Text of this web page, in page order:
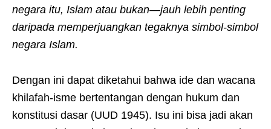
negara itu, Islam atau bukan—jauh lebih penting
daripada memperjuangkan tegaknya simbol-simbol
negara Islam.
Dengan ini dapat diketahui bahwa ide dan wacana
khilafah-isme bertentangan dengan hukum dan
konstitusi dasar (UUD 1945). Isu ini bisa jadi akan